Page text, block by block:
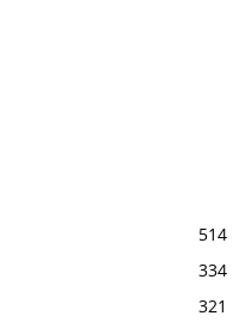
514
334
321